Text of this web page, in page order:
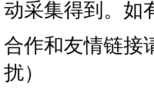
动采集得到。如
合作和友情链接
扰）